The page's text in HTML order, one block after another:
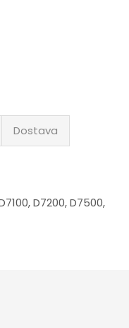
Dostava
D7200, D7500,